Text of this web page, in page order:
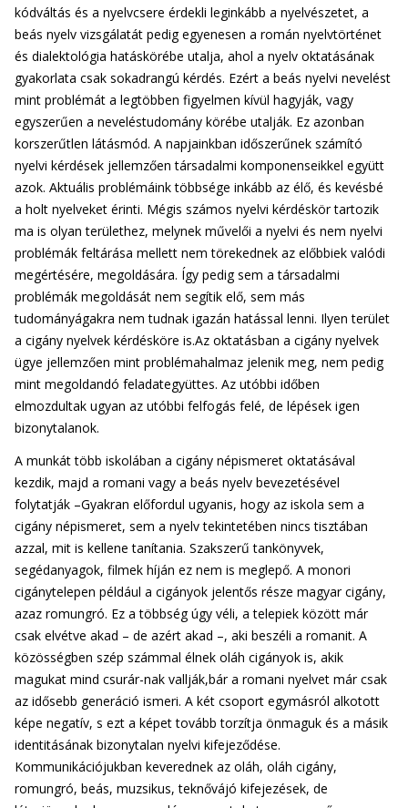
kódváltás és a nyelvcsere érdekli leginkább a nyelvészetet, a
beás nyelv vizsgálatát pedig egyenesen a román nyelvtörténet
és dialektológia hatáskörébe utalja, ahol a nyelv oktatásának
gyakorlata csak sokadrangú kérdés. Ezért a beás nyelvi nevelést
mint problémát a legtöbben figyelmen kívül hagyják, vagy
egyszerűen a neveléstudomány körébe utalják. Ez azonban
korszerűtlen látásmód. A napjainkban időszerűnek számító
nyelvi kérdések jellemzően társadalmi komponenseikkel együtt
azok. Aktuális problémáink többsége inkább az élő, és kevésbé
a holt nyelveket érinti. Mégis számos nyelvi kérdéskör tartozik
ma is olyan területhez, melynek művelői a nyelvi és nem nyelvi
problémák feltárása mellett nem törekednek az előbbiek valódi
megértésére, megoldására. Így pedig sem a társadalmi
problémák megoldását nem segítik elő, sem más
tudományágakra nem tudnak igazán hatással lenni. Ilyen terület
a cigány nyelvek kérdésköre is.Az oktatásban a cigány nyelvek
ügye jellemzően mint problémahalmaz jelenik meg, nem pedig
mint megoldandó feladategyüttes. Az utóbbi időben
elmozdultak ugyan az utóbbi felfogás felé, de lépések igen
bizonytalanok.
A munkát több iskolában a cigány népismeret oktatásával
kezdik, majd a romani vagy a beás nyelv bevezetésével
folytatják –Gyakran előfordul ugyanis, hogy az iskola sem a
cigány népismeret, sem a nyelv tekintetében nincs tisztában
azzal, mit is kellene tanítania. Szakszerű tankönyvek,
segédanyagok, filmek híján ez nem is meglepő. A monori
cigánytelepen például a cigányok jelentős része magyar cigány,
azaz romungró. Ez a többség úgy véli, a telepiek között már
csak elvétve akad – de azért akad –, aki beszéli a romanit. A
közösségben szép számmal élnek oláh cigányok is, akik
magukat mind csurár-nak vallják,bár a romani nyelvet már csak
az idősebb generáció ismeri. A két csoport egymásról alkotott
képe negatív, s ezt a képet tovább torzítja önmaguk és a másik
identitásának bizonytalan nyelvi kifejeződése.
Kommunikációjukban keverednek az oláh, oláh cigány,
romungró, beás, muzsikus, teknővájó kifejezések, de